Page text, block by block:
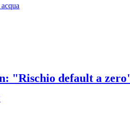
"Rischio default a